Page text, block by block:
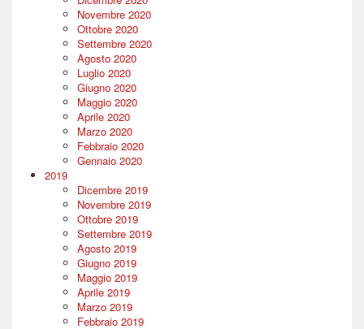
Novembre 2020
Ottobre 2020
Settembre 2020
Agosto 2020
Luglio 2020
Giugno 2020
Maggio 2020
Aprile 2020
Marzo 2020
Febbraio 2020
Gennaio 2020
2019
Dicembre 2019
Novembre 2019
Ottobre 2019
Settembre 2019
Agosto 2019
Giugno 2019
Maggio 2019
Aprile 2019
Marzo 2019
Febbraio 2019